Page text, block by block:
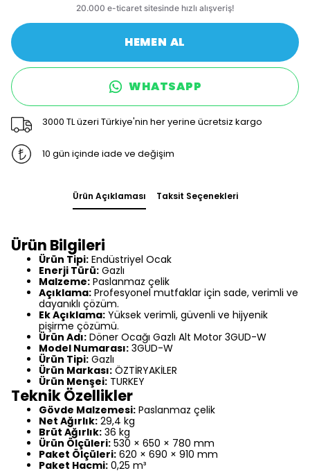
HEMEN AL
WHATSAPP
3000 TL üzeri Türkiye'nin her yerine ücretsiz kargo
10 gün içinde iade ve değişim
Ürün Açıklaması Taksit Seçenekleri
Ürün Bilgileri
Ürün Tipi: Endüstriyel Ocak
Enerji Türü: Gazlı
Malzeme: Paslanmaz çelik
Açıklama: Profesyonel mutfaklar için sade, verimli ve
dayanıklı çözüm.
Ek Açıklama: Yüksek verimli, güvenli ve hijyenik
pişirme çözümü.
Ürün Adı: Döner Ocağı Gazlı Alt Motor 3GUD-W
Model Numarası: 3GUD-W
Ürün Tipi: Gazlı
Ürün Markası: ÖZTİRYAKİLER
Ürün Menşei: TURKEY
Teknik Özellikler
Gövde Malzemesi: Paslanmaz çelik
Net Ağırlık: 29,4 kg
Brüt Ağırlık: 36 kg
Ürün Ölçüleri: 530 × 650 × 780 mm
Paket Ölçüleri: 620 × 690 × 910 mm
Paket Hacmi: 0,25 m³